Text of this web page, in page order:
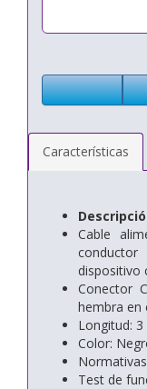
Características
Cable
dispositivo
Conector
hembra en
Longitud:
Color:
Test de